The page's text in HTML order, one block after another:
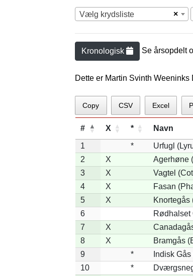
×
Vælg krydsliste
Kronologisk Se årsopdelt
Dette er Martin Svinth
Copy CSV Excel
# X * Navn
1 *
Urfugl
2
X Agerhøne
3
X Vagtel
4
X Fasan
5
X Knortegås
6
Rødhalset
7
X
8
X Bramgås
9
*
Indisk
10
*